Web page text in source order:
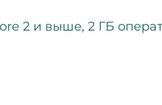
2 и выше, 2 ГБ